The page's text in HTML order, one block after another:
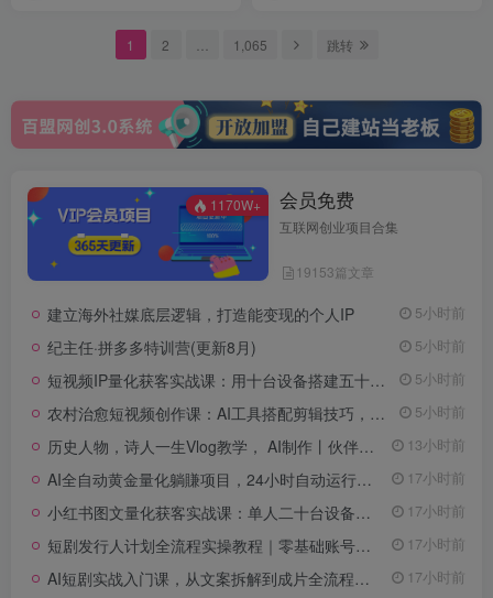
1 2 1,065 跳转
1170W+ 会员免费
互联网创业项目合集
19153篇文章
建立海外社媒底层逻辑，打造能变现的个人IP 5小时前
纪主任·拼多多特训营(更新8月) 5小时前
短视频IP量化获客实战课：用十台设备搭建五十账号矩阵，精准打造引流接单型流量账号 5小时前
农村治愈短视频创作课：AI工具搭配剪辑技巧，零基础快速制作高质感田园治愈内容 5小时前
历史人物，诗人一生Vlog教学， AI制作丨伙伴计划丨精选收益丨商单收徒 ，新领域红利期，抓紧做 13小时前
AI全自动黄金量化躺賺项目，24小时自动运行，月入2W！ 17小时前
小红书图文量化获客实战课：单人二十台设备矩阵搭建，标准化流程高效批量引流获客 17小时前
短剧发行人计划全流程实操教程｜零基础账号定位、选剧剪辑、视频制作、发布优化一站式出单变现课 17小时前
AI短剧实战入门课，从文案拆解到成片全流程教学，抓住短剧流量变现风口 17小时前